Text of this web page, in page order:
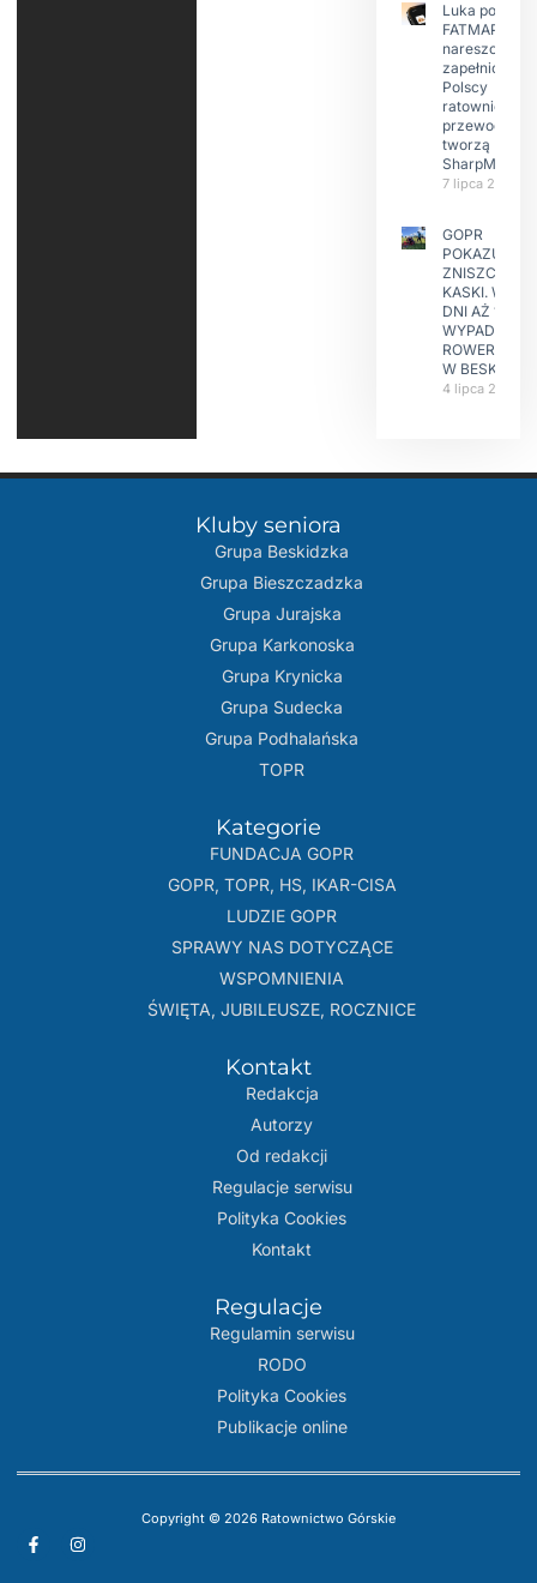
Luka po
FATMAP-ie
nareszcie
zapełniona?
Polscy
ratownicy i
przewodnicy
tworzą
SharpMap
7 lipca 2026
GOPR
POKAZUJE
ZNISZCZONE
KASKI. W
DNI AŻ 15
WYPADKÓW
W
4 lipca 2026
Kluby seniora
Grupa Beskidzka​
Grupa Bieszczadzka
Grupa Jurajska
Grupa Karkonoska
Grupa Krynicka
Grupa Sudecka
Grupa Podhalańska
TOPR
Kategorie
FUNDACJA GOPR
GOPR, TOPR, HS, IKAR-CISA
LUDZIE GOPR
SPRAWY NAS DOTYCZĄCE
WSPOMNIENIA
ŚWIĘTA, JUBILEUSZE, ROCZNICE
Kontakt
Redakcja
Autorzy
Od redakcji
Regulacje serwisu
Polityka Cookies
Kontakt
Regulacje
Regulamin serwisu
RODO
Polityka Cookies
Publikacje online
Copyright © 2026 Ratownictwo Górskie